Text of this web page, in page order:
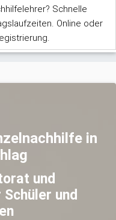
Schnelle
Online oder
in
und
und